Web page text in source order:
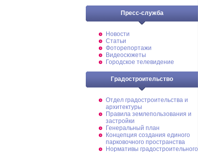
Пресс-служба
Новости
Статьи
Фоторепортажи
Видеосюжеты
Городское телевидение
Градостроительство
Отдел градостроительства и
архитектуры
Правила землепользования и
застройки
Генеральный план
Концепция создания единого
парковочного пространства
Нормативы градостроительного